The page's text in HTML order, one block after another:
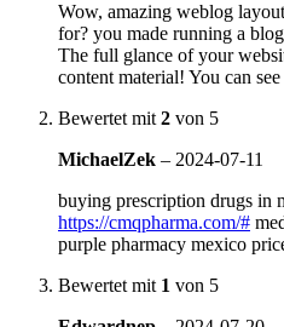
Wow, amazing weblog
for? you made running a
The full glance of your
content material! You can
Bewertet mit 2 von 5
MichaelZek – 2024-07-11
buying prescription drugs in
https://cmqpharma.com/#
purple pharmacy mexico
Bewertet mit 1 von 5